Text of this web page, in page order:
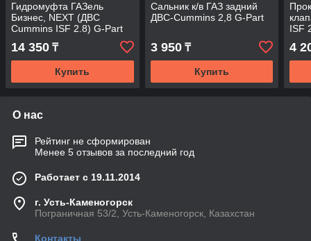
Гидромуфта ГАЗель
Бизнес, NEXT (ДВС
Cummins ISF 2.8) G-Part
14 350 ₸
Купить
Сальник к/в ГАЗ задний
ДВС-Cummins 2,8 G-Part
3 950₸
Купить
ISF
4
О нас
Рейтинг не сформирован
Менее 5 отзывов за последний год
Работает с 19.11.2014
г. Усть-Каменогорск
Пограничная 53/2, Усть-Каменогорск, Казахстан
Контакты